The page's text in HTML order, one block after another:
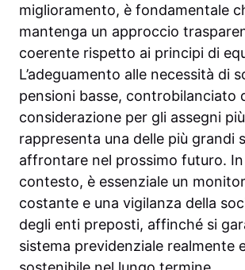
miglioramento, è fondamentale
mantenga un approccio
coerente rispetto ai principi di
L’adeguamento alle necessità di
pensioni basse, controbilanciato
considerazione per gli assegni
rappresenta una delle più grandi
affrontare nel prossimo futuro.
contesto, è essenziale un
costante e una vigilanza della
degli enti preposti, affinché si
sistema previdenziale realmente